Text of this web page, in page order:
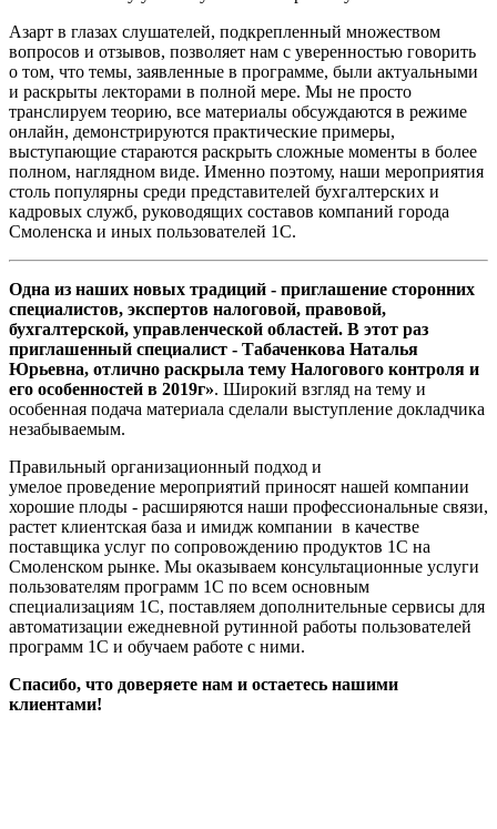
Азарт в глазах слушателей, подкрепленный множеством
вопросов и отзывов, позволяет нам с уверенностью говорить
о том, что темы, заявленные в программе, были актуальными
и раскрыты лекторами в полной мере. Мы не просто
транслируем теорию, все материалы обсуждаются в режиме
онлайн, демонстрируются практические примеры,
выступающие стараются раскрыть сложные моменты в более
полном, наглядном виде. Именно поэтому, наши мероприятия
столь популярны среди представителей бухгалтерских и
кадровых служб, руководящих составов компаний города
Смоленска и иных пользователей 1С.
Одна из наших новых традиций - приглашение сторонних
специалистов, экспертов налоговой, правовой,
бухгалтерской, управленческой областей. В этот раз
приглашенный специалист - Табаченкова Наталья
Юрьевна, отлично раскрыла тему Налогового контроля и
его особенностей в 2019г». Широкий взгляд на тему и
особенная подача материала сделали выступление докладчика
незабываемым.
Правильный организационный подход и
умелое проведение мероприятий приносят нашей компании
хорошие плоды - расширяются наши профессиональные связи,
растет клиентская база и имидж компании в качестве
поставщика услуг по сопровождению продуктов 1С на
Смоленском рынке. Мы оказываем консультационные услуги
пользователям программ 1С по всем основным
специализациям 1С, поставляем дополнительные сервисы для
автоматизации ежедневной рутинной работы пользователей
программ 1С и обучаем работе с ними.
Спасибо, что доверяете нам и остаетесь нашими
клиентами!